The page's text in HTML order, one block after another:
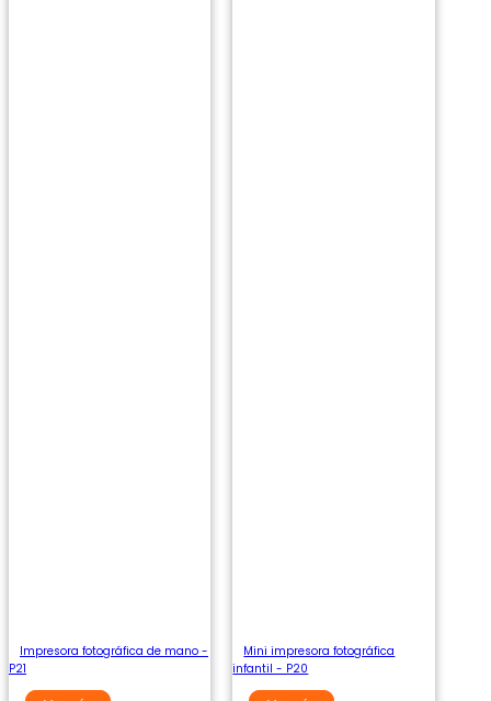
Impresora fotográfica de mano -
P21
Mini impresora fotográfica
infantil - P20